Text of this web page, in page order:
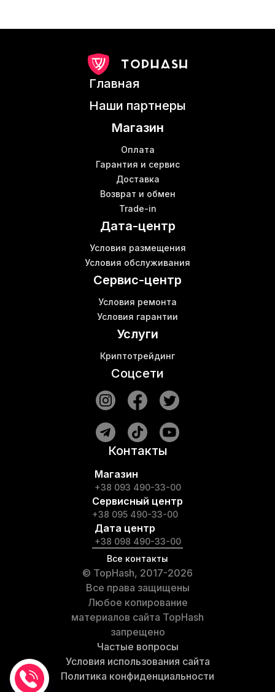
Главная
Наши партнеры
Магазин
Оплата
Гарантия и сервис
Доставка
Возврат и обмен
Trade-in
Дата-центр
Условия размещения
Условия обслуживания
Сервис-центр
Условия ремонта
Условия гарантии
Услуги
Криптотрейдинг
Соцсети
Контакты
Магазин
+38 093 490-33-00
Сервисный центр
+38 095 490-33-00
Дата центр
+38 098 490-33-00
Все контакты
© TopHash, 2017-2026
Все права защищены
Любое копирование
материалов сайта TopHash
запрещено
Частые вопросы
Условия использования сайта
Политика конфиденциальности